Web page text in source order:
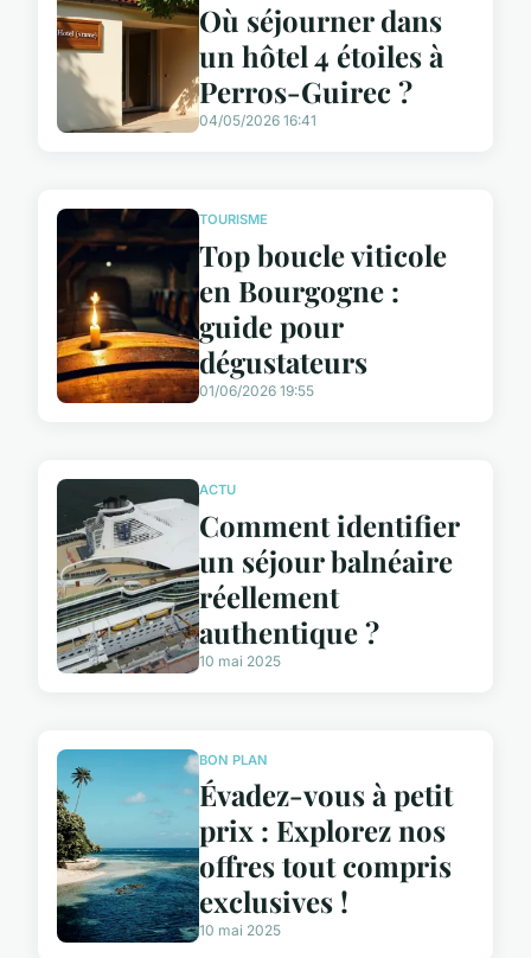
Où séjourner dans
un hôtel 4 étoiles à
Perros-Guirec ?
04/05/2026 16:41
TOURISME
Top boucle viticole
en Bourgogne :
guide pour
dégustateurs
01/06/2026 19:55
ACTU
Comment identifier
un séjour balnéaire
réellement
authentique ?
10 mai 2025
BON PLAN
Évadez-vous à petit
prix : Explorez nos
offres tout compris
exclusives !
10 mai 2025